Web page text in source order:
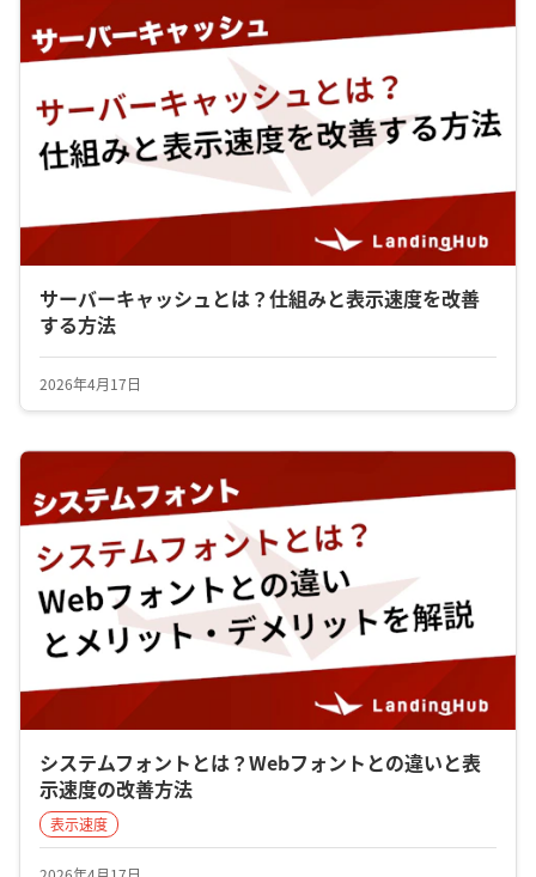
サーバーキャッシュとは？仕組みと表示速度を改善
する方法
2026年4月17日
システムフォントとは？Webフォントとの違いと表
示速度の改善方法
表示速度